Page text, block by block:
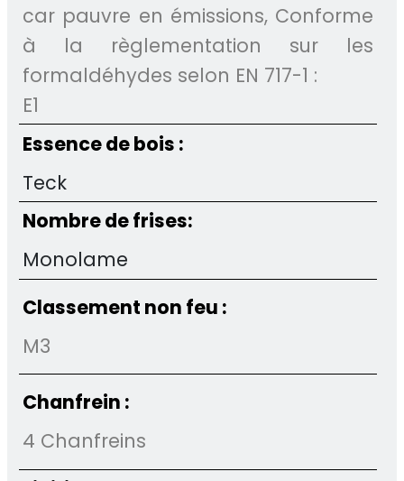
car pauvre en émissions, Conforme
à la règlementation sur les
formaldéhydes selon EN 717-1 :
E1
Essence de bois :
Teck
Nombre de frises:
Monolame
Classement non feu :
M3
Chanfrein :
4 Chanfreins